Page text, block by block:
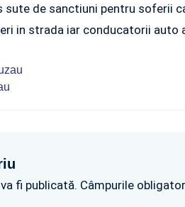
sute de sanctiuni pentru soferii
in strada iar conducatorii auto
fi publicată. Câmpurile